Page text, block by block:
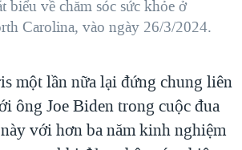
AFGHANISTAN
KIM TẠI VIỆT NAM
VS. CHÍNH PHỦ VIỆT NAM
LÀN SÓNG TRỘM HẢI SÂM
biểu về chăm sóc sức khỏe ở
Carolina, vào ngày 26/3/2024.
một lần nữa lại đứng chung liên
ông Joe Biden trong cuộc đua
với hơn ba năm kinh nghiệm